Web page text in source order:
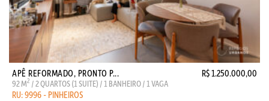
APÊ REFORMADO, PRONTO P... R$ 1.250.000,00
92 M2 / 2 QUARTOS (1 SUITE) / 1 BANHEIRO / 1 VAGA
RU: 9996 - PINHEIROS